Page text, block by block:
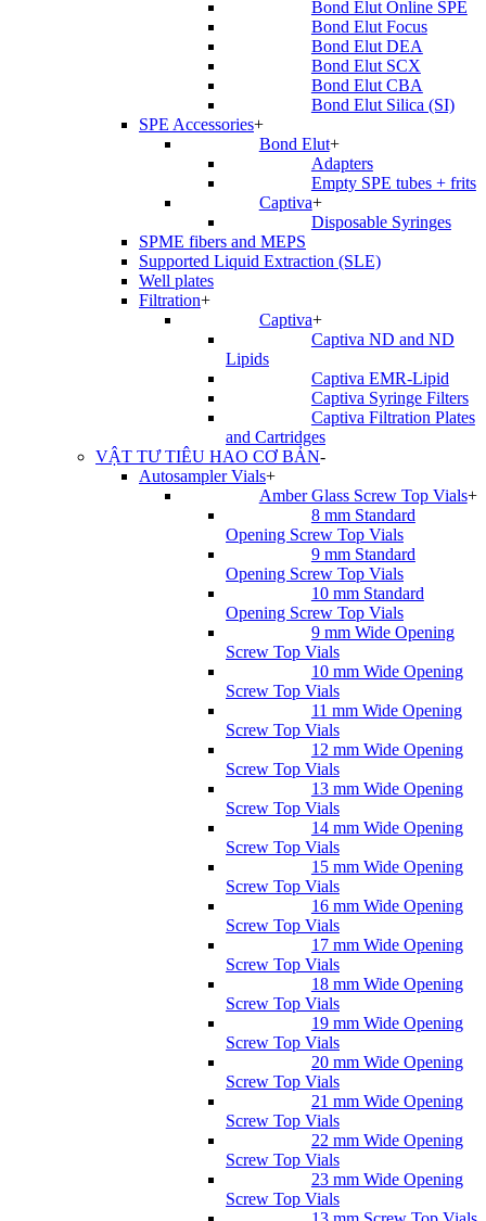
Bond Elut Online SPE
Bond Elut Focus
Bond Elut DEA
Bond Elut SCX
Bond Elut CBA
Bond Elut Silica (SI)
SPE Accessories+
Bond Elut+
Adapters
Empty SPE tubes + frits
Captiva+
Disposable Syringes
SPME fibers and MEPS
Supported Liquid Extraction (SLE)
Well plates
Filtration+
Captiva+
Captiva ND and ND
Lipids
Captiva EMR-Lipid
Captiva Syringe Filters
Captiva Filtration Plates
and Cartridges
VẬT TƯ TIÊU HAO CƠ BẢN-
Autosampler Vials+
Amber Glass Screw Top Vials+
8 mm Standard
Opening Screw Top Vials
9 mm Standard
Opening Screw Top Vials
10 mm Standard
Opening Screw Top Vials
9 mm Wide Opening
Screw Top Vials
10 mm Wide Opening
Screw Top Vials
11 mm Wide Opening
Screw Top Vials
12 mm Wide Opening
Screw Top Vials
13 mm Wide Opening
Screw Top Vials
14 mm Wide Opening
Screw Top Vials
15 mm Wide Opening
Screw Top Vials
16 mm Wide Opening
Screw Top Vials
17 mm Wide Opening
Screw Top Vials
18 mm Wide Opening
Screw Top Vials
19 mm Wide Opening
Screw Top Vials
20 mm Wide Opening
Screw Top Vials
21 mm Wide Opening
Screw Top Vials
22 mm Wide Opening
Screw Top Vials
23 mm Wide Opening
Screw Top Vials